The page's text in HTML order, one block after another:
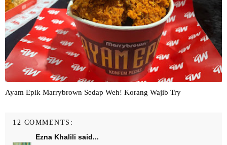
Ayam Epik Marrybrown Sedap Weh! Korang Wajib Try
12 COMMENTS:
Ezna Khalili said...